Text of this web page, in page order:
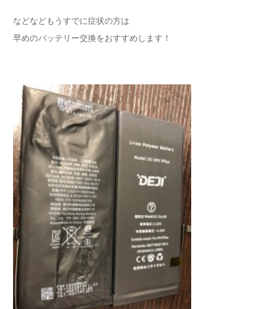
などなどもうすでに症状の方は
早めのバッテリー交換をおすすめします！